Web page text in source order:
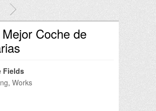
Coche de
Fields
, Works